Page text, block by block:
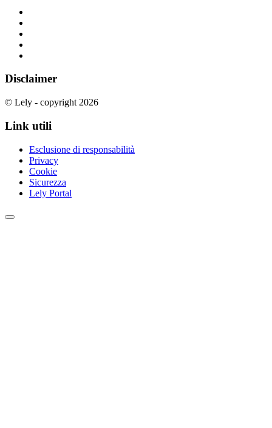
Disclaimer
© Lely - copyright 2026
Link utili
Esclusione di responsabilità
Privacy
Cookie
Sicurezza
Lely Portal